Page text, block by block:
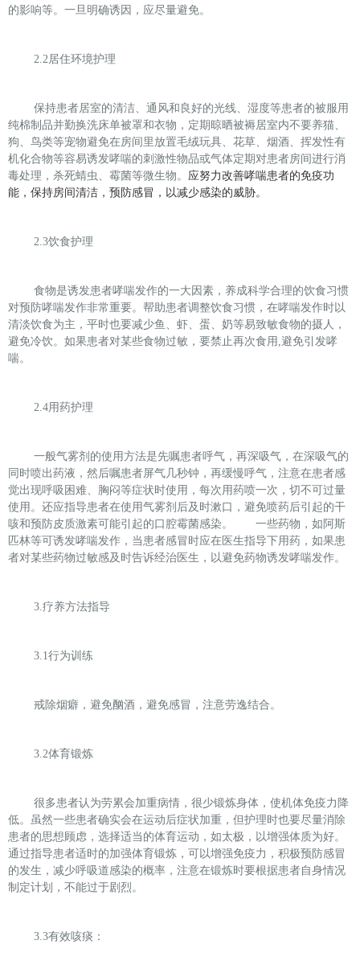
的影响等。一旦明确诱因，应尽量避免。
2.2居住环境护理
保持患者居室的清洁、通风和良好的光线、湿度等患者的被服用
纯棉制品并勤换洗床单被罩和衣物，定期晾晒被褥居室内不要养猫、
狗、鸟类等宠物避免在房间里放置毛绒玩具、花草、烟酒、挥发性有
机化合物等容易诱发哮喘的刺激性物品或气体定期对患者房间进行消
毒处理，杀死蜻虫、霉菌等微生物。 应努力改善哮喘患者的免疫功
能，保持房间清洁，预防感冒，以减少感染的威胁。
2.3饮食护理
食物是诱发患者哮喘发作的一大因素，养成科学合理的饮食习惯
对预防哮喘发作非常重要。帮助患者调整饮食习惯，在哮喘发作时以
清淡饮食为主，平时也要减少鱼、虾、蛋、奶等易致敏食物的摄人，
避免冷饮。如果患者对某些食物过敏，要禁止再次食用 ,避免引发哮
喘。
2.4用药护理
一般气雾剂的使用方法是先嘱患者呼气，再深吸气，在深吸气的
同时喷出药液，然后嘱患者屏气几秒钟，再缓慢呼气，注意在患者感
觉出现呼吸困难、胸闷等症状时使用，每次用药喷一次，切不可过量
使用。还应指导患者在使用气雾剂后及时漱口，避免喷药后引起的干
咳和预防皮质激素可能引起的口腔霉菌感染。
一些药物，如阿斯
匹林等可诱发哮喘发作，当患者感冒时应在医生指导下用药，如果患
者对某些药物过敏感及时告诉经治医生，以避免药物诱发哮喘发作。
3.疗养方法指导
3.1行为训练
戒除烟癖， 避免酗酒，避免感冒，注意劳逸结合。
3.2体育锻炼
很多患者认为劳累会加重病情，很少锻炼身体，使机体免疫力降
低。虽然一些患者确实会在运动后症状加重，但护理时也要尽量消除
患者的思想顾虑，选择适当的体育运动，如太极，以增强体质为好。
通过指导患者适时的加强体育锻炼，可以增强免疫力，积极预防感冒
的发生，减少呼吸道感染的概率，注意在锻炼时要根据患者自身情况
制定计划，不能过于剧烈。
3.3有效咳痰：